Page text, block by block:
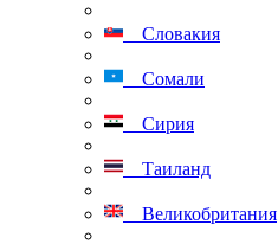
Словакия
Сомали
Сирия
Таиланд
Великобритания